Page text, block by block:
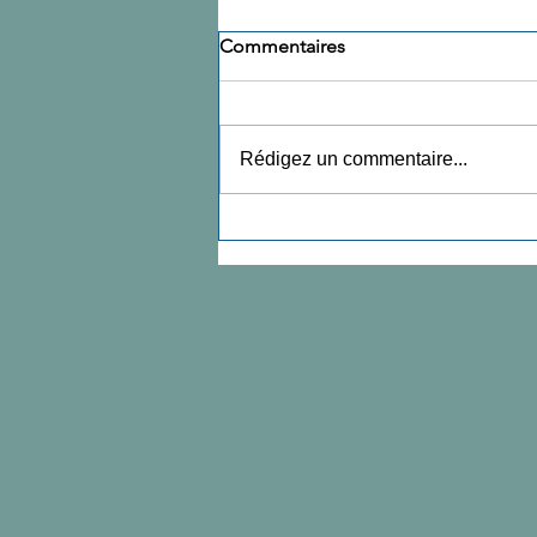
Commentaires
Rédigez un commentaire...